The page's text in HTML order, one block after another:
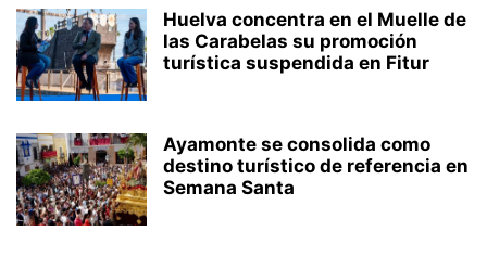
Huelva concentra en el Muelle de
las Carabelas su promoción
turística suspendida en Fitur
Ayamonte se consolida como
destino turístico de referencia en
Semana Santa